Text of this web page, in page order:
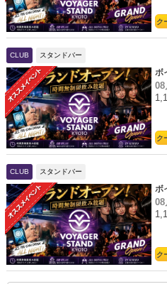
ク
CLUB スタンドバー
ボ
プ
08
ク
CLUB スタンドバー
ボ
プ
08
ク